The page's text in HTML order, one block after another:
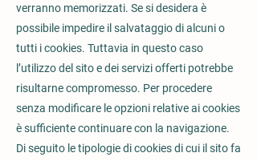
verranno memorizzati. Se si desidera è
possibile impedire il salvataggio di alcuni o
tutti i cookies. Tuttavia in questo caso
l’utilizzo del sito e dei servizi offerti potrebbe
risultarne compromesso. Per procedere
senza modificare le opzioni relative ai cookies
è sufficiente continuare con la navigazione.
Di seguito le tipologie di cookies di cui il sito fa